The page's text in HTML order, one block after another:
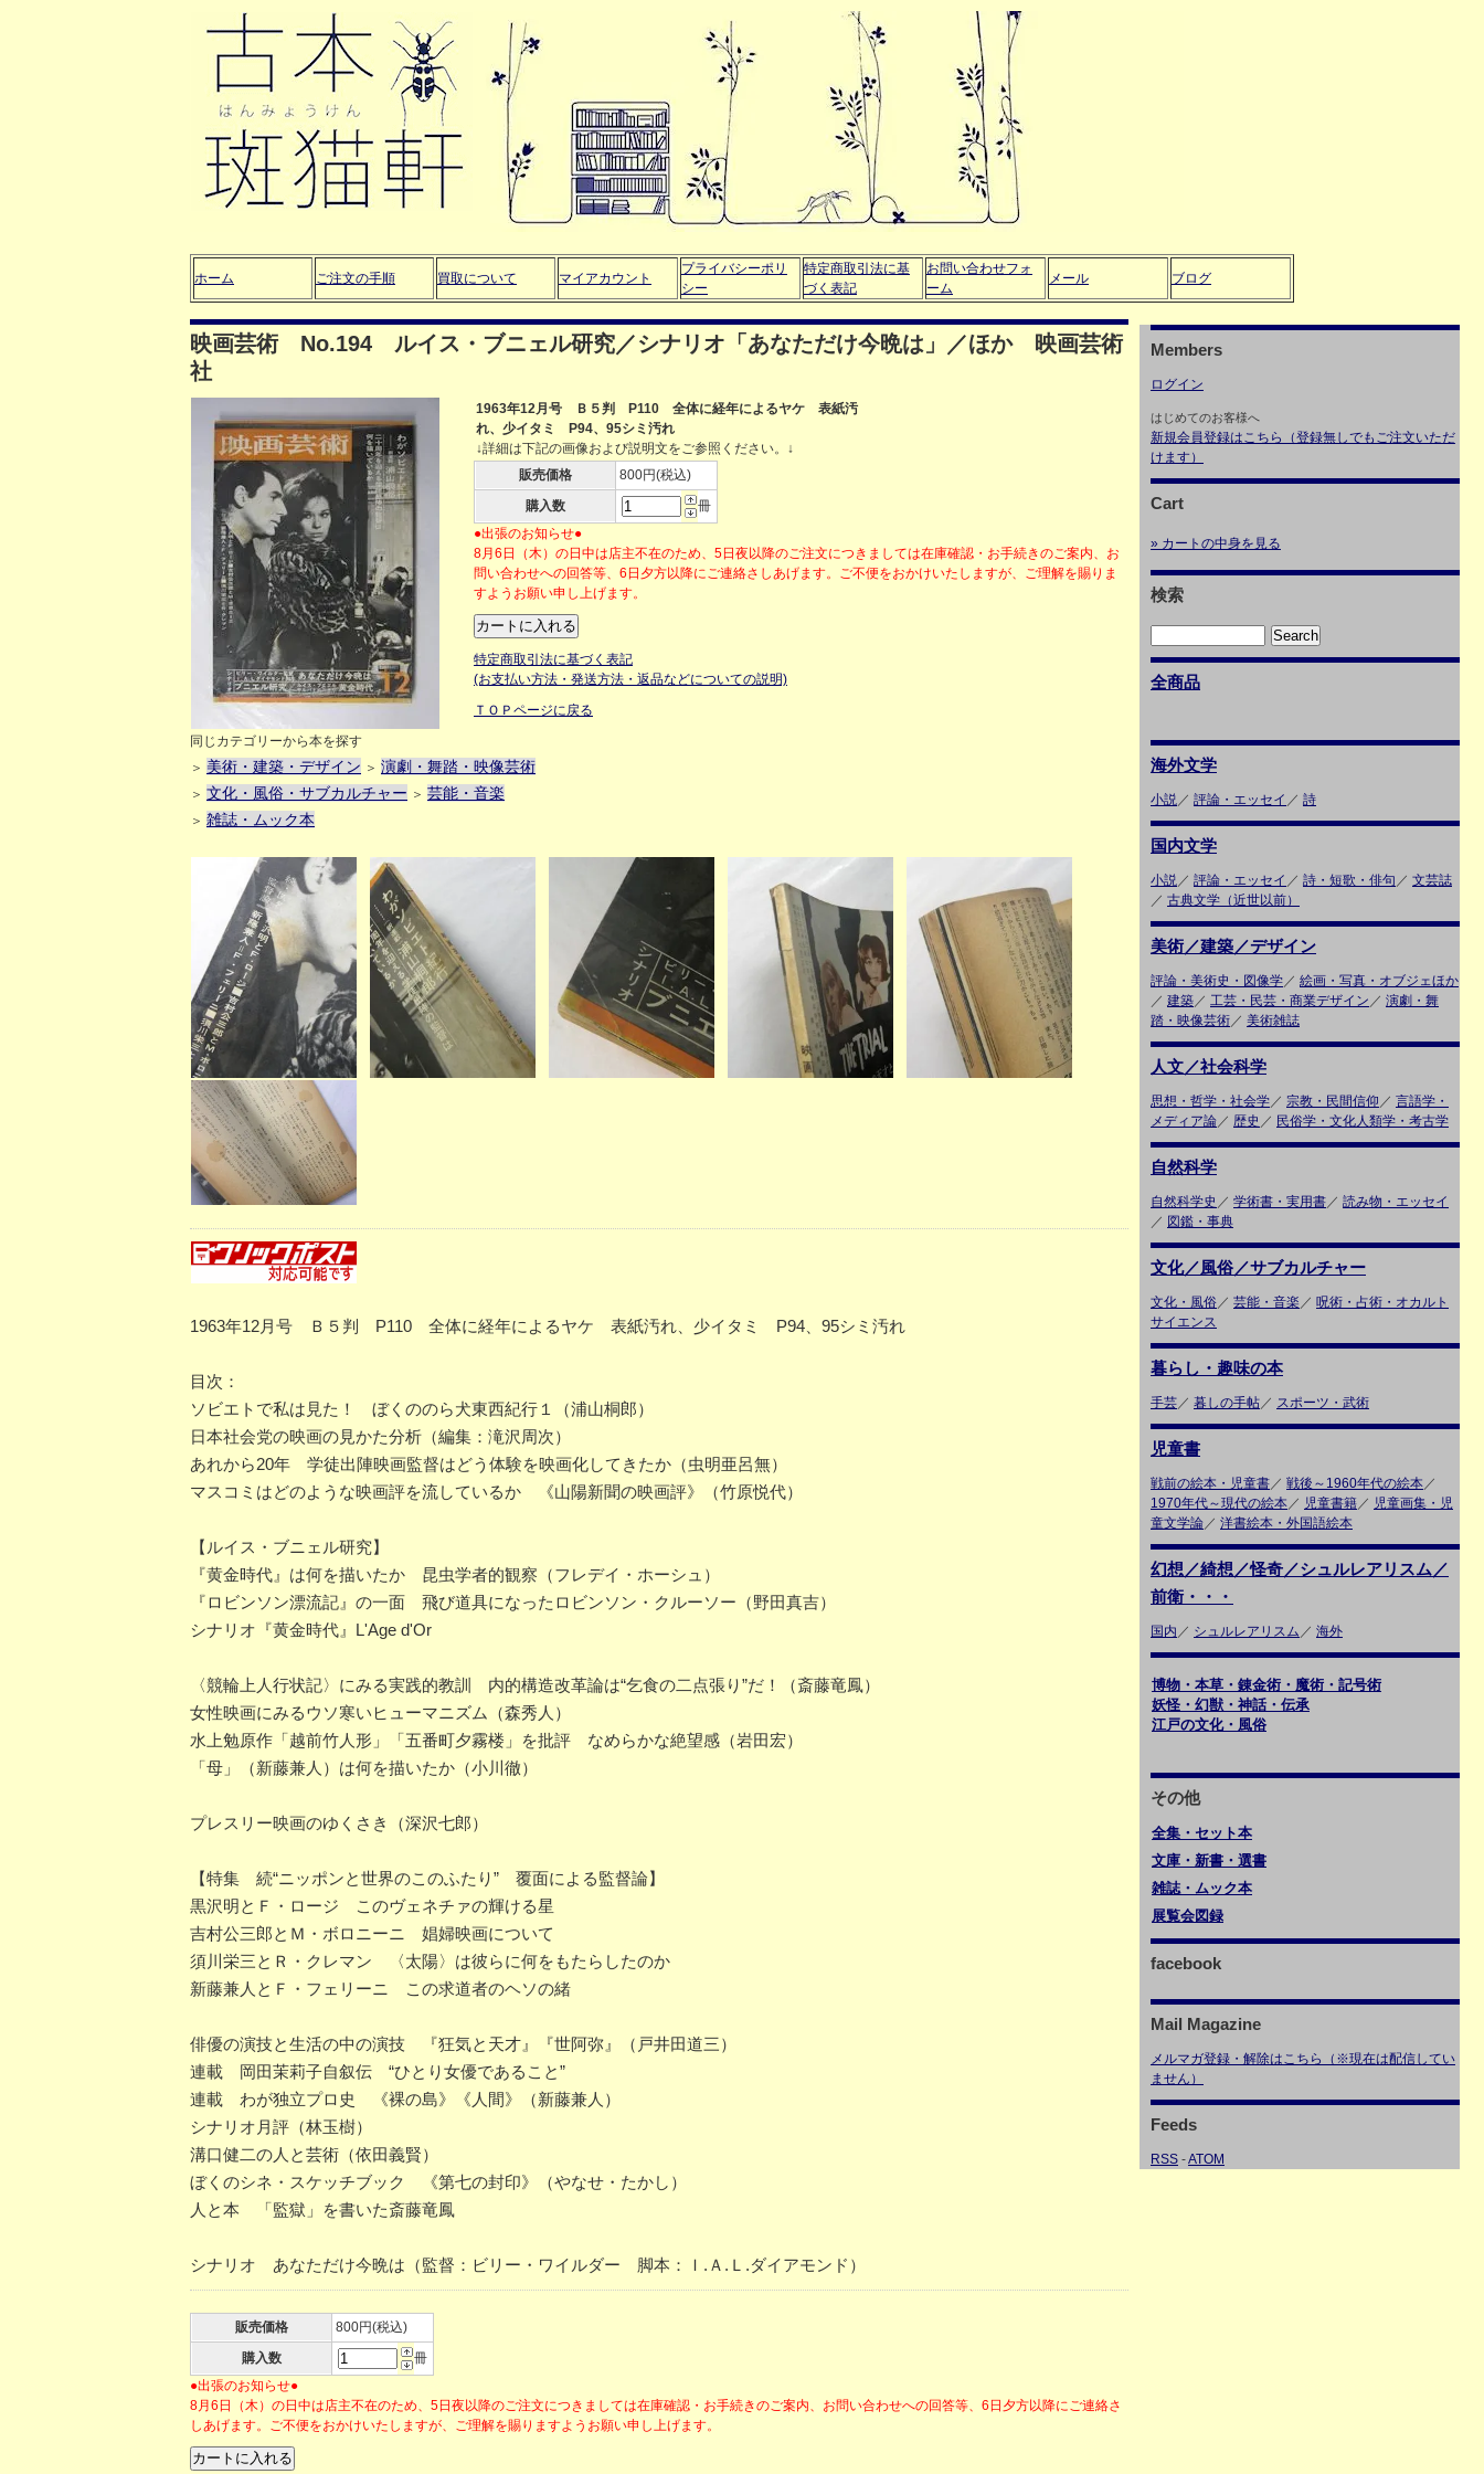
ホーム ご注文の手順 買取について マイアカウント
プライバシーポリ
シー
特定商取引法に基
づく表記
お問い合わせフォ
ーム
メール ブログ
映画芸術 No.194 ルイス・ブニェル研究／シナリオ「あなただけ今晩は」／ほか 映画芸術
社
1963年12月号 Ｂ５判 P110 全体に経年によるヤケ 表紙汚
れ、少イタミ P94、95シミ汚れ
↓詳細は下記の画像および説明文をご参照ください。↓
販売価格
800円(税込)
購入数
冊
●出張のお知らせ●
8月6日（木）の日中は店主不在のため、5日夜以降のご注文につきましては在庫確認・お手続きのご案内、お
問い合わせへの回答等、6日夕方以降にご連絡さしあげます。ご不便をおかけいたしますが、ご理解を賜りま
すようお願い申し上げます。
特定商取引法に基づく表記
(お支払い方法・発送方法・返品などについての説明)
ＴＯＰページに戻る
同じカテゴリーから本を探す
＞ 美術・建築・デザイン ＞ 演劇・舞踏・映像芸術
＞ 文化・風俗・サブカルチャー ＞ 芸能・音楽
＞ 雑誌・ムック本
1963年12月号 Ｂ５判 P110 全体に経年によるヤケ 表紙汚れ、少イタミ P94、95シミ汚れ
目次：
ソビエトで私は見た！ ぼくののら犬東西紀行１（浦山桐郎）
日本社会党の映画の見かた分析（編集：滝沢周次）
あれから20年 学徒出陣映画監督はどう体験を映画化してきたか（虫明亜呂無）
マスコミはどのような映画評を流しているか 《山陽新聞の映画評》（竹原悦代）
【ルイス・ブニェル研究】
『黄金時代』は何を描いたか 昆虫学者的観察（フレデイ・ホーシュ）
『ロビンソン漂流記』の一面 飛び道具になったロビンソン・クルーソー（野田真吉）
シナリオ『黄金時代』L'Age d'Or
〈競輪上人行状記〉にみる実践的教訓 内的構造改革論は“乞食の二点張り”だ！（斎藤竜鳳）
女性映画にみるウソ寒いヒューマニズム（森秀人）
水上勉原作「越前竹人形」「五番町夕霧楼」を批評 なめらかな絶望感（岩田宏）
「母」（新藤兼人）は何を描いたか（小川徹）
プレスリー映画のゆくさき（深沢七郎）
【特集 続“ニッポンと世界のこのふたり” 覆面による監督論】
黒沢明とＦ・ロージ このヴェネチァの輝ける星
吉村公三郎とＭ・ボロニーニ 娼婦映画について
須川栄三とＲ・クレマン 〈太陽〉は彼らに何をもたらしたのか
新藤兼人とＦ・フェリーニ この求道者のヘソの緒
俳優の演技と生活の中の演技 『狂気と天才』『世阿弥』（戸井田道三）
連載 岡田茉莉子自叙伝 “ひとり女優であること”
連載 わが独立プロ史 《裸の島》《人間》（新藤兼人）
シナリオ月評（林玉樹）
溝口健二の人と芸術（依田義賢）
ぼくのシネ・スケッチブック 《第七の封印》（やなせ・たかし）
人と本 「監獄」を書いた斎藤竜鳳
シナリオ あなただけ今晩は（監督：ビリー・ワイルダー 脚本：Ｉ.Ａ.Ｌ.ダイアモンド）
販売価格
800円(税込)
購入数
冊
●出張のお知らせ●
8月6日（木）の日中は店主不在のため、5日夜以降のご注文につきましては在庫確認・お手続きのご案内、お問い合わせへの回答等、6日夕方以降にご連絡さ
しあげます。ご不便をおかけいたしますが、ご理解を賜りますようお願い申し上げます。
Members
ログイン
はじめてのお客様へ
新規会員登録はこちら（登録無しでもご注文いただ
けます）
Cart
» カートの中身を見る
検索
全商品
海外文学
小説／ 評論・エッセイ ／ 詩
国内文学
小説／ 評論・エッセイ ／ 詩・短歌・俳句 ／ 文芸誌
／ 古典文学（近世以前）
美術／建築／デザイン
評論・美術史・図像学／ 絵画・写真・オブジェほか
／ 建築／ 工芸・民芸・商業デザイン ／ 演劇・舞
踏・映像芸術／ 美術雑誌
人文／社会科学
思想・哲学・社会学／ 宗教・民間信仰 ／ 言語学・
メディア論／ 歴史 ／ 民俗学・文化人類学・考古学
自然科学
自然科学史 ／ 学術書・実用書／ 読み物・エッセイ
／ 図鑑・事典
文化／風俗／サブカルチャー
文化・風俗／ 芸能・音楽 ／ 呪術・占術・オカルト
サイエンス
暮らし・趣味の本
手芸／ 暮しの手帖／ スポーツ・武術
児童書
戦前の絵本・児童書／ 戦後～1960年代の絵本／
1970年代～現代の絵本／ 児童書籍／ 児童画集・児
童文学論／ 洋書絵本・外国語絵本
幻想／綺想／怪奇／シュルレアリスム／
前衛・・・
国内 ／ シュルレアリスム ／ 海外
博物・本草・錬金術・魔術・記号術
妖怪・幻獣・神話・伝承
江戸の文化・風俗
その他
全集・セット本
文庫・新書・選書
雑誌・ムック本
展覧会図録
facebook
Mail Magazine
メルマガ登録・解除はこちら（※現在は配信してい
ません）
Feeds
RSS -ATOM